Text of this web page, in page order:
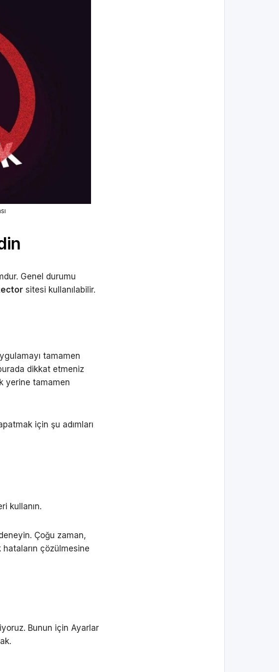
Genel durumu
sitesi kullanılabilir.
tamamen
dikkat etmeniz
yerine tamamen
için şu adımları
kullanın.
Çoğu zaman,
hataların çözülmesine
Bunun için Ayarlar